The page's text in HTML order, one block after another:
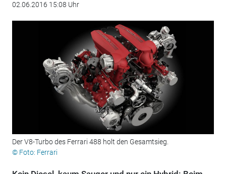
02.06.2016 15:08 Uhr
Der V8-Turbo des Ferrari 488 holt den Gesamtsieg.
© Foto: Ferrari